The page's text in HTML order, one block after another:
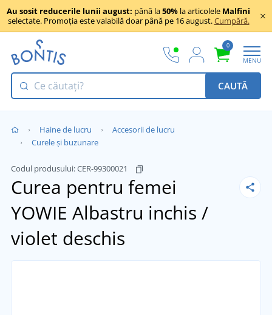
Au sosit reducerile lunii august: până la50% la articolele Malfini
selectate. Promoția este valabilă doar până pe 16 august.Cumpără.
0
MENU
CAUTĂ
Haine de lucru
Accesorii de lucru
Curele și buzunare
Codul produsului:CER-99300021
Curea pentru femei
YOWIE Albastru inchis /
violet deschis